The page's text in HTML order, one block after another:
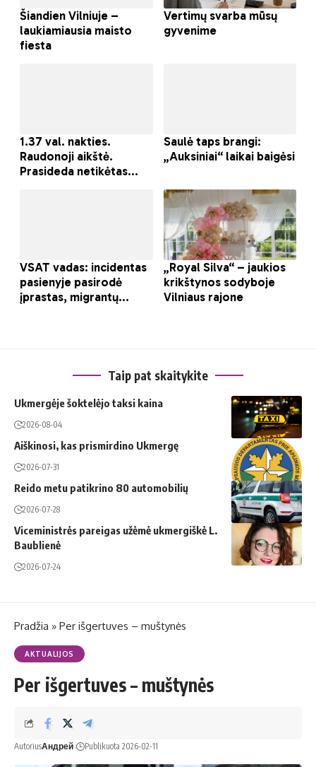
Taip pat skaitykite
Ukmergėje šoktelėjo taksi kaina
2026-08-04
Aiškinosi, kas prismirdino Ukmergę
2026-07-31
Reido metu patikrino 80 automobilių
2026-07-28
Viceministrės pareigas užėmė ukmergiškė L.
Baublienė
2026-07-24
Pradžia » Per išgertuves – muštynės
AKTUALIJOS
Per išgertuves – muštynės
AutoriusАндрей Publikuota 2026-02-11